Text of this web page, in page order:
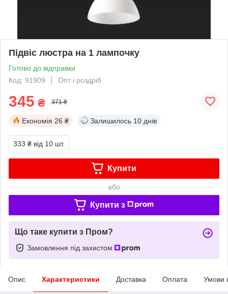
Підвіс люстра на 1 лампочку
Готово до відправки
Код: 91909
Опт і роздріб
345 ₴ 371 ₴
Економія 26 ₴ Залишилось 10 днів
333 ₴ від 10 шт.
Купити
або
Купити з
Що таке купити з Пром?
Замовлення під захистом
Опис Характеристики Доставка Оплата Умови